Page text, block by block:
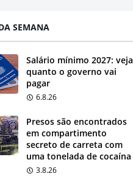
SEMANA
Salário mínimo 2027: veja
quanto o governo vai
pagar
6.8.26
Presos são encontrados
em compartimento
secreto de carreta com
uma tonelada de cocaína
3.8.26